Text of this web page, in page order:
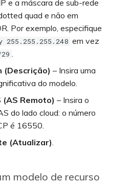
e a máscara de sub-rede
quad e não em
Por exemplo, especifique
255.255.255.248 em vez
(Descrição) – Insira uma
do modelo.
(AS Remoto) – Insira o
do lado cloud: o número
é 16550.
(Atualizar)
modelo de recurso